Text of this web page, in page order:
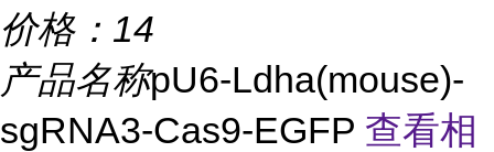
价格： 14
产品名称pU6-Ldha(mouse)-
sgRNA3-Cas9-EGFP 查看相